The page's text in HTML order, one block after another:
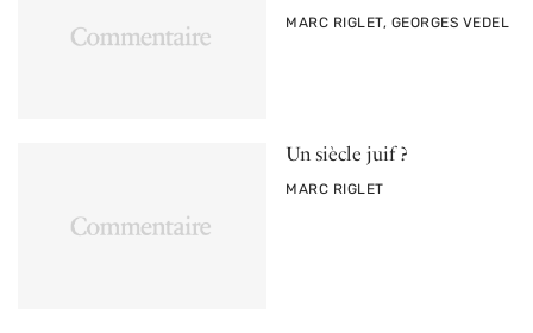
PAR
MARC RIGLET, GEORGES VEDEL
Un siècle juif ?
PAR
MARC RIGLET